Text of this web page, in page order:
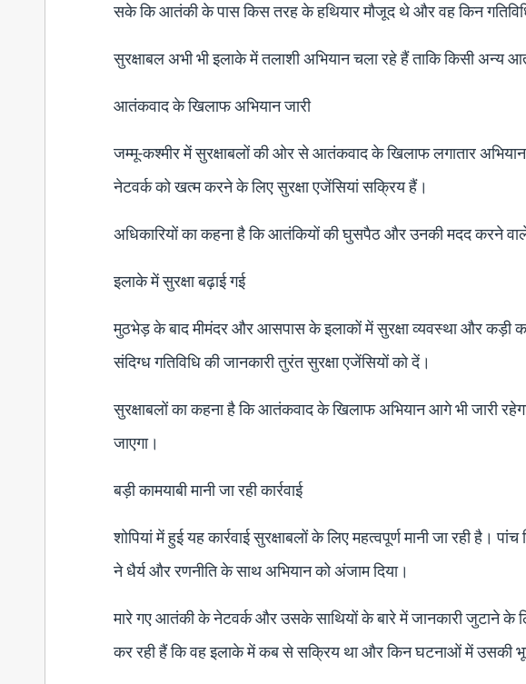
सके कि आतंकी के पास किस तरह के हथियार मौजूद थे और वह किन
सुरक्षाबल अभी भी इलाके में तलाशी अभियान चला रहे हैं ताकि किसी अन्य
आतंकवाद के खिलाफ अभियान जारी
जम्मू-कश्मीर में सुरक्षाबलों की ओर से आतंकवाद के खिलाफ लगातार
नेटवर्क को खत्म करने के लिए सुरक्षा एजेंसियां सक्रिय हैं।
अधिकारियों का कहना है कि आतंकियों की घुसपैठ और उनकी मदद करने
इलाके में सुरक्षा बढ़ाई गई
मुठभेड़ के बाद मीमंदर और आसपास के इलाकों में सुरक्षा व्यवस्था और कड़ी
संदिग्ध गतिविधि की जानकारी तुरंत सुरक्षा एजेंसियों को दें।
सुरक्षाबलों का कहना है कि आतंकवाद के खिलाफ अभियान आगे भी जारी
जाएगा।
बड़ी कामयाबी मानी जा रही कार्रवाई
शोपियां में हुई यह कार्रवाई सुरक्षाबलों के लिए महत्वपूर्ण मानी जा रही
ने धैर्य और रणनीति के साथ अभियान को अंजाम दिया।
मारे गए आतंकी के नेटवर्क और उसके साथियों के बारे में जानकारी जुटाने के
कर रही हैं कि वह इलाके में कब से सक्रिय था और किन घटनाओं में उसकी